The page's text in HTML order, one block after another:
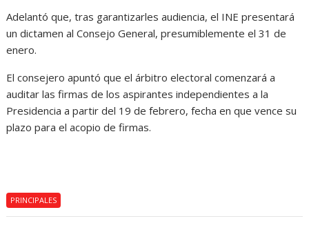
Adelantó que, tras garantizarles audiencia, el INE presentará
un dictamen al Consejo General, presumiblemente el 31 de
enero.
El consejero apuntó que el árbitro electoral comenzará a
auditar las firmas de los aspirantes independientes a la
Presidencia a partir del 19 de febrero, fecha en que vence su
plazo para el acopio de firmas.
PRINCIPALES